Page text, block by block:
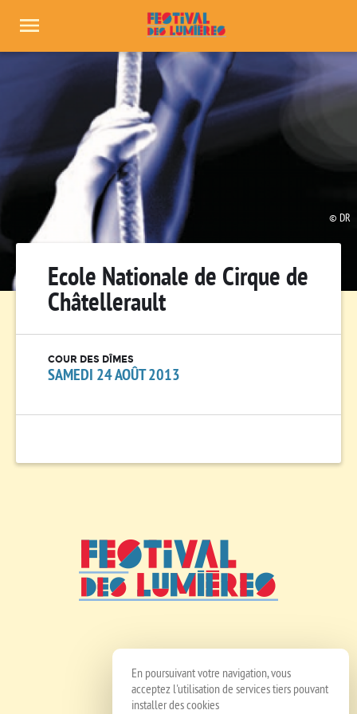
DR
Ecole Nationale de Cirque de
Châtellerault
COUR DES DÎMES
SAMEDI 24 AOÛT 2013
En poursuivant votre navigation, vous
acceptez l'utilisation de services tiers pouvant
installer des cookies